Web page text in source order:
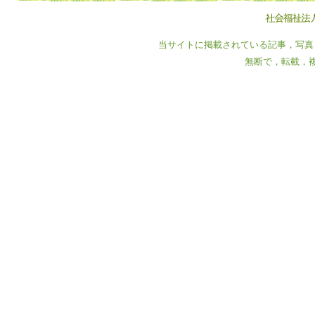
当サイトに掲載されている記事，写
無断で，転載，